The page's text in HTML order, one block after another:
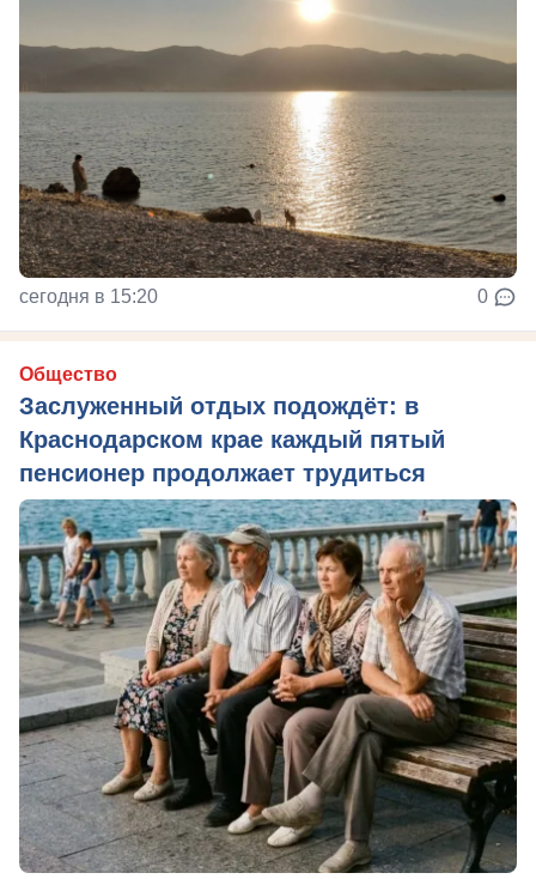
сегодня в 15:20 0
Общество
Заслуженный отдых подождёт: в
Краснодарском крае каждый пятый
пенсионер продолжает трудиться